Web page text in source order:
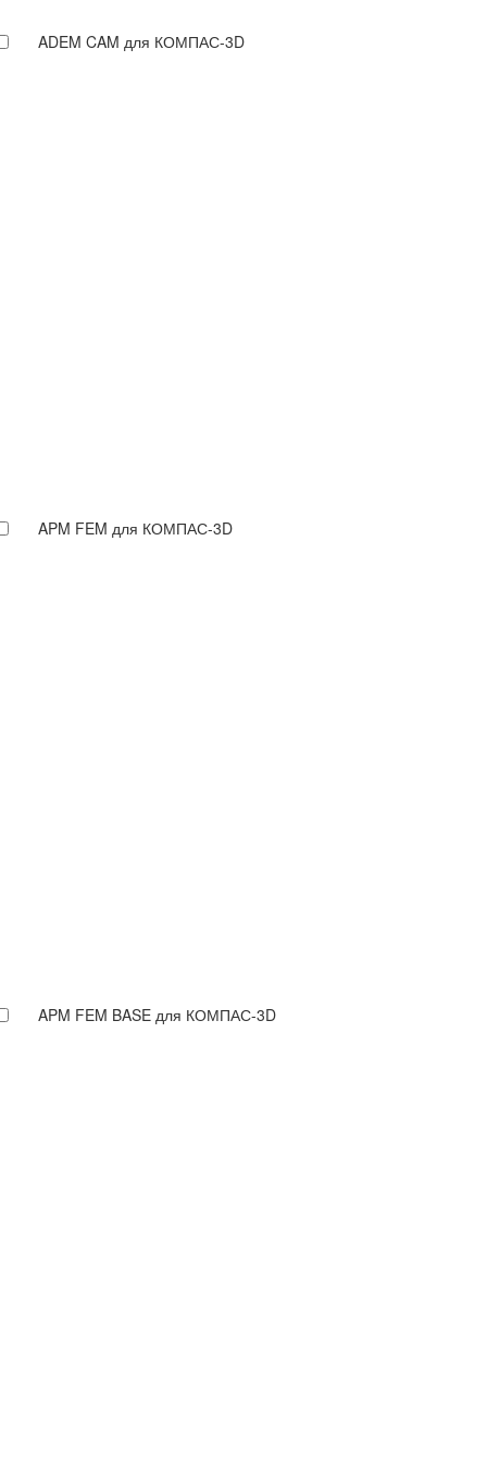
ADEM CAM для КОМПАС-3D
APM FEM для КОМПАС-3D
APM FEM BASE для КОМПАС-3D